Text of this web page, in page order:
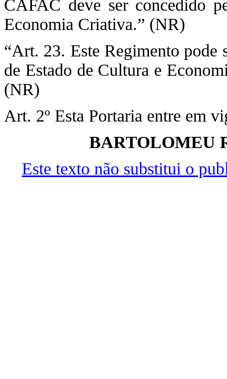
CAFAC deve ser concedido
Economia Criativa.” (NR)
“Art. 23. Este Regimento pode
de Estado de Cultura e
(NR)
Art. 2º Esta Portaria entre em
BARTOLOMEU
Este texto não substitui o